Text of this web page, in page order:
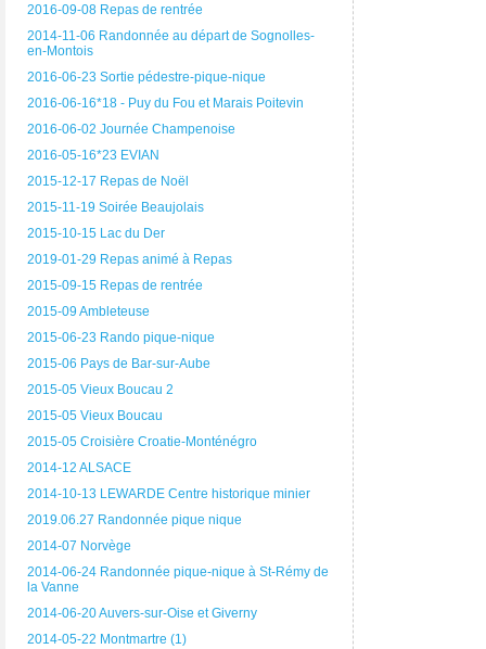
2016-09-08 Repas de rentrée
2014-11-06 Randonnée au départ de Sognolles-
en-Montois
2016-06-23 Sortie pédestre-pique-nique
2016-06-16*18 - Puy du Fou et Marais Poitevin
2016-06-02 Journée Champenoise
2016-05-16*23 EVIAN
2015-12-17 Repas de Noël
2015-11-19 Soirée Beaujolais
2015-10-15 Lac du Der
2019-01-29 Repas animé à Repas
2015-09-15 Repas de rentrée
2015-09 Ambleteuse
2015-06-23 Rando pique-nique
2015-06 Pays de Bar-sur-Aube
2015-05 Vieux Boucau 2
2015-05 Vieux Boucau
2015-05 Croisière Croatie-Monténégro
2014-12 ALSACE
2014-10-13 LEWARDE Centre historique minier
2019.06.27 Randonnée pique nique
2014-07 Norvège
2014-06-24 Randonnée pique-nique à St-Rémy de
la Vanne
2014-06-20 Auvers-sur-Oise et Giverny
2014-05-22 Montmartre (1)